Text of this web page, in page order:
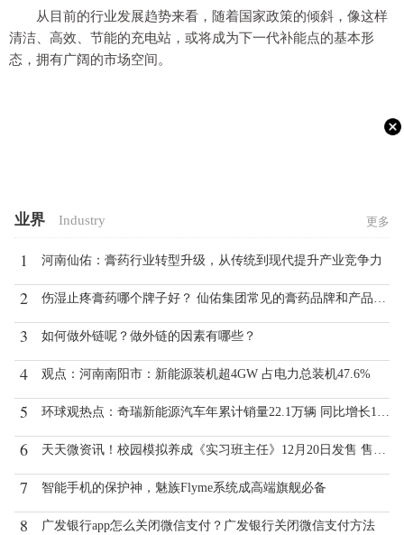
从目前的行业发展趋势来看，随着国家政策的倾斜，像这样
清洁、高效、节能的充电站，或将成为下一代补能点的基本形
态，拥有广阔的市场空间。
业界 Industry 更多
1 河南仙佑：膏药行业转型升级，从传统到现代提升产业竞争力
2 伤湿止疼膏药哪个牌子好？ 仙佑集团常见的膏药品牌和产品有哪些？
3 如何做外链呢？做外链的因素有哪些？
4 观点：河南南阳市：新能源装机超4GW 占电力总装机47.6%
5 环球观热点：奇瑞新能源汽车年累计销量22.1万辆 同比增长147.9%！
6 天天微资讯！校园模拟养成《实习班主任》12月20日发售 售价19元
7 智能手机的保护神，魅族Flyme系统成高端旗舰必备
8 广发银行app怎么关闭微信支付？广发银行关闭微信支付方法